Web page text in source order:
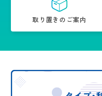
取り置きのご案内